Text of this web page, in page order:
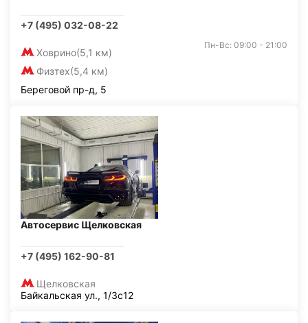
+7 (495) 032-08-22
Ховрино(5,1 км)
Физтех(5,4 км)
Пн-Вс: 09:00 - 21:00
Береговой пр-д, 5
Автосервис Щелковская
+7 (495) 162-90-81
Щелковская
Байкальская ул., 1/3с12